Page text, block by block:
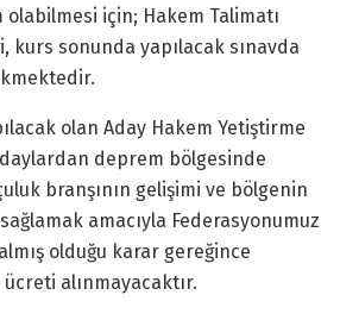
için; Hakem Talimatı
kurs sonunda yapılacak sınavda
olan Aday Hakem Yetiştirme
deprem bölgesinde
branşının gelişimi ve bölgenin
amacıyla Federasyonumuz
olduğu karar gereğince
alınmayacaktır.